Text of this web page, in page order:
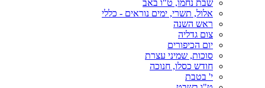
שבת נחמו, ט"ו באב
אלול, תשרי, ימים נוראים - כללי
ראש השנה
צום גדליה
יום הכיפורים
סוכות, שמיני עצרת
חודש כסלו, חנוכה
י' בטבת